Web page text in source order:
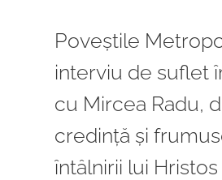
PROGRAM
CONTACT
Poveștile
interviu de suflet
cu Mircea Radu,
credință și
întâlnirii lui